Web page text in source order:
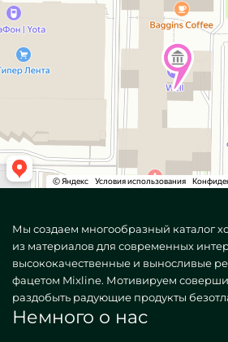
Мы создаем многообразный каталог
из материалов для современных
высококачественные и выносливые
фацетом Mixline. Мотивируем
раздобыть радующие продукты
Немного о нас